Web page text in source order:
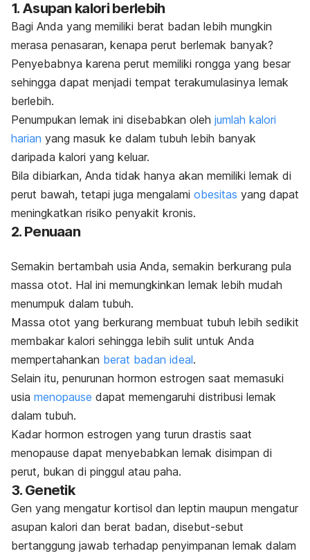
1. Asupan kalori berlebih
Bagi Anda yang memiliki berat badan lebih mungkin
merasa penasaran, kenapa perut berlemak banyak?
Penyebabnya karena perut memiliki rongga yang besar
sehingga dapat menjadi tempat terakumulasinya lemak
berlebih.
Penumpukan lemak ini disebabkan oleh jumlah kalori
harian yang masuk ke dalam tubuh lebih banyak
daripada kalori yang keluar.
Bila dibiarkan, Anda tidak hanya akan memiliki lemak di
perut bawah, tetapi juga mengalami obesitas yang dapat
meningkatkan risiko penyakit kronis.
2. Penuaan
Semakin bertambah usia Anda, semakin berkurang pula
massa otot. Hal ini memungkinkan lemak lebih mudah
menumpuk dalam tubuh.
Massa otot yang berkurang membuat tubuh lebih sedikit
membakar kalori sehingga lebih sulit untuk Anda
mempertahankan berat badan ideal.
Selain itu, penurunan hormon estrogen saat memasuki
usia menopause dapat memengaruhi distribusi lemak
dalam tubuh.
Kadar hormon estrogen yang turun drastis saat
menopause dapat menyebabkan lemak disimpan di
perut, bukan di pinggul atau paha.
3. Genetik
Gen yang mengatur kortisol dan leptin maupun mengatur
asupan kalori dan berat badan, disebut-sebut
bertanggung jawab terhadap penyimpanan lemak dalam